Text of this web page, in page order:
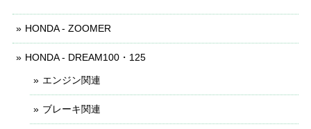
HONDA - ZOOMER
HONDA - DREAM100・125
エンジン関連
ブレーキ関連